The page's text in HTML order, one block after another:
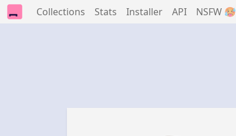
Collections Stats Installer API NSFW 🥵